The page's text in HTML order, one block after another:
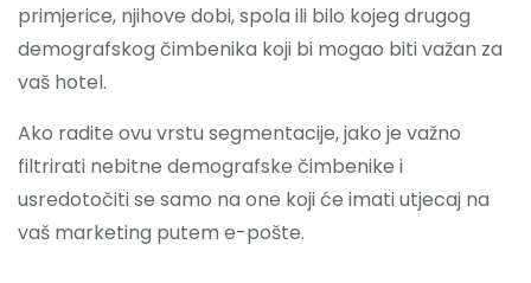
primjerice, njihove dobi, spola ili bilo kojeg drugog
demografskog čimbenika koji bi mogao biti važan za
vaš hotel.
Ako radite ovu vrstu segmentacije, jako je važno
filtrirati nebitne demografske čimbenike i
usredotočiti se samo na one koji će imati utjecaj na
vaš marketing putem e-pošte.